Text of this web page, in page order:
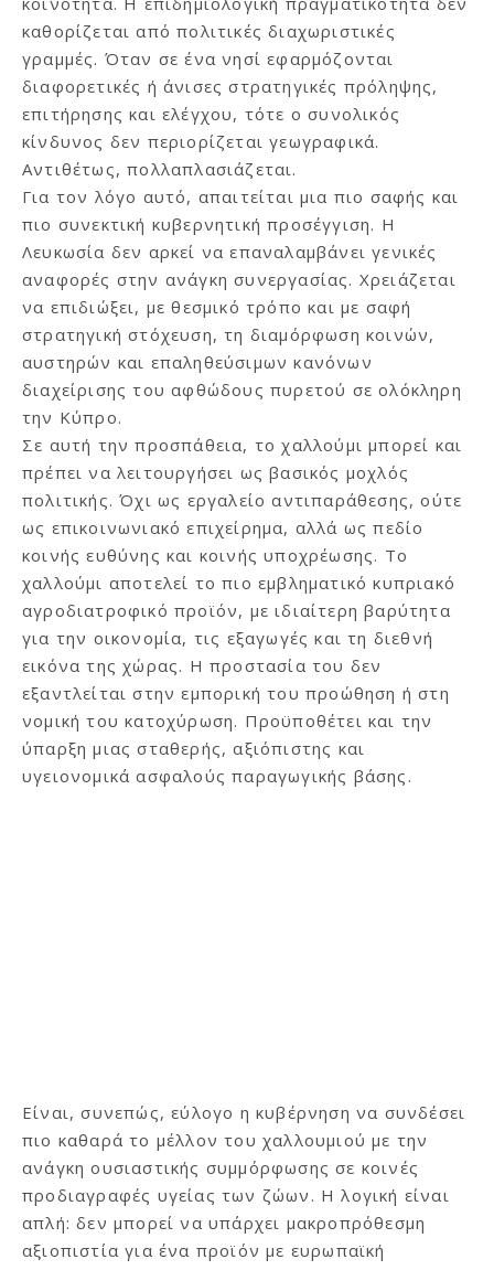
καθορίζεται από πολιτικές διαχωριστικές
γραμμές. Όταν σε ένα νησί εφαρμόζονται
διαφορετικές ή άνισες στρατηγικές πρόληψης,
επιτήρησης και ελέγχου, τότε ο συνολικός
κίνδυνος δεν περιορίζεται γεωγραφικά.
Αντιθέτως, πολλαπλασιάζεται.
Για τον λόγο αυτό, απαιτείται μια πιο σαφής και
πιο συνεκτική κυβερνητική προσέγγιση. Η
Λευκωσία δεν αρκεί να επαναλαμβάνει γενικές
αναφορές στην ανάγκη συνεργασίας. Χρειάζεται
να επιδιώξει, με θεσμικό τρόπο και με σαφή
στρατηγική στόχευση, τη διαμόρφωση κοινών,
αυστηρών και επαληθεύσιμων κανόνων
διαχείρισης του αφθώδους πυρετού σε ολόκληρη
την Κύπρο.
Σε αυτή την προσπάθεια, το χαλλούμι μπορεί και
πρέπει να λειτουργήσει ως βασικός μοχλός
πολιτικής. Όχι ως εργαλείο αντιπαράθεσης, ούτε
ως επικοινωνιακό επιχείρημα, αλλά ως πεδίο
κοινής ευθύνης και κοινής υποχρέωσης. Το
χαλλούμι αποτελεί το πιο εμβληματικό κυπριακό
αγροδιατροφικό προϊόν, με ιδιαίτερη βαρύτητα
για την οικονομία, τις εξαγωγές και τη διεθνή
εικόνα της χώρας. Η προστασία του δεν
εξαντλείται στην εμπορική του προώθηση ή στη
νομική του κατοχύρωση. Προϋποθέτει και την
ύπαρξη μιας σταθερής, αξιόπιστης και
υγειονομικά ασφαλούς παραγωγικής βάσης.
Είναι, συνεπώς, εύλογο η κυβέρνηση να συνδέσει
πιο καθαρά το μέλλον του χαλλουμιού με την
ανάγκη ουσιαστικής συμμόρφωσης σε κοινές
προδιαγραφές υγείας των ζώων. Η λογική είναι
απλή: δεν μπορεί να υπάρχει μακροπρόθεσμη
αξιοπιστία για ένα προϊόν με ευρωπαϊκή